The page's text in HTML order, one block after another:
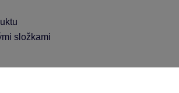
složkami